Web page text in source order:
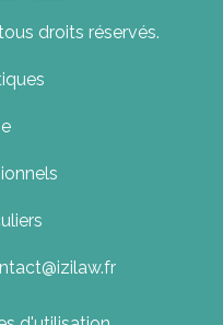
droits réservés.